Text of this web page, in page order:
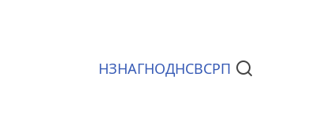
Документи
НЗНАГНОДНСВСРП